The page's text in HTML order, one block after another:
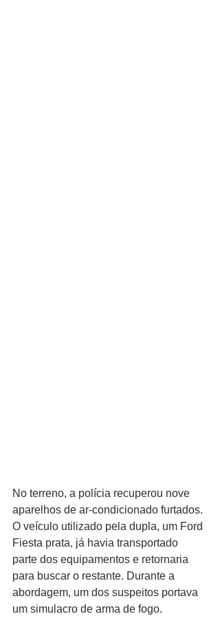
No terreno, a polícia recuperou nove
aparelhos de ar-condicionado furtados.
O veículo utilizado pela dupla, um Ford
Fiesta prata, já havia transportado
parte dos equipamentos e retornaria
para buscar o restante. Durante a
abordagem, um dos suspeitos portava
um simulacro de arma de fogo.